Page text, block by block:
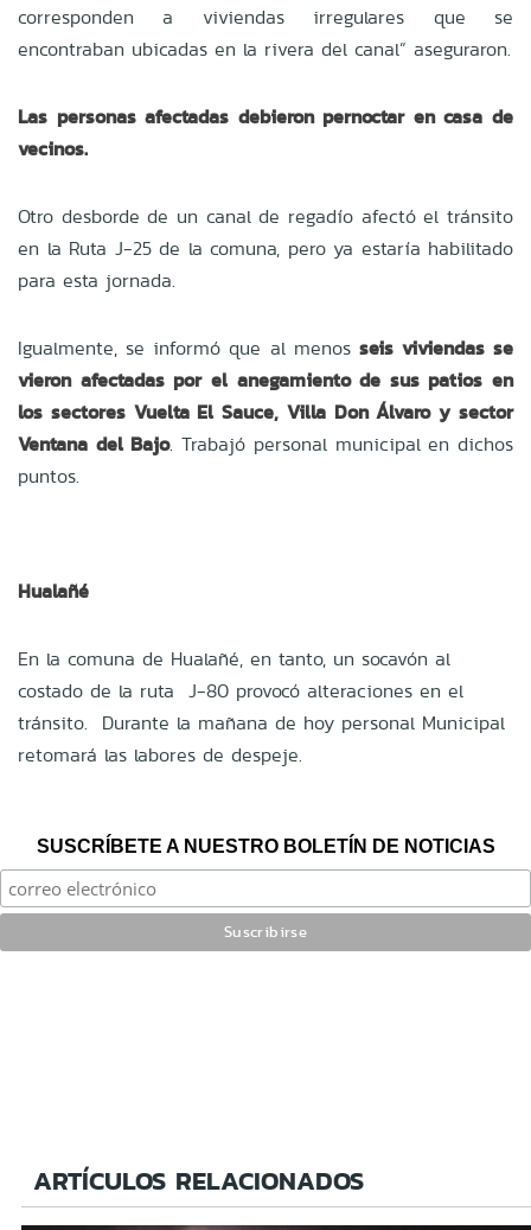
corresponden a viviendas irregulares que se
encontraban ubicadas en la rivera del canal” aseguraron.
Las personas afectadas debieron pernoctar en casa de
vecinos.
Otro desborde de un canal de regadío afectó el tránsito
en la Ruta J-25 de la comuna, pero ya estaría habilitado
para esta jornada.
Igualmente, se informó que al menosseis viviendas se
vieron afectadas por el anegamiento de sus patios en
los sectores Vuelta El Sauce, Villa Don Álvaro y sector
Ventana del Bajo. Trabajó personal municipal en dichos
puntos.
Hualañé
En la comuna de Hualañé, en tanto, un socavón al
costado de la ruta J-80 provocó alteraciones en el
tránsito. Durante la mañana de hoy personal Municipal
retomará las labores de despeje.
SUSCRÍBETE A NUESTRO BOLETÍN DE NOTICIAS
ARTÍCULOS RELACIONADOS